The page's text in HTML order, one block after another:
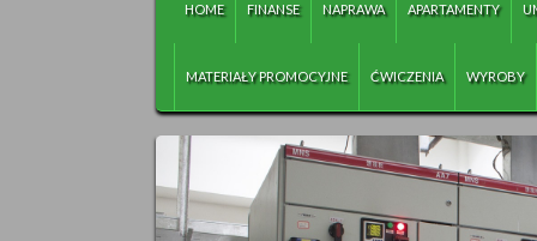
HOME FINANSE NAPRAWA APARTAMENTY
MATERIAŁY PROMOCYJNE ĆWICZENIA WYROBY